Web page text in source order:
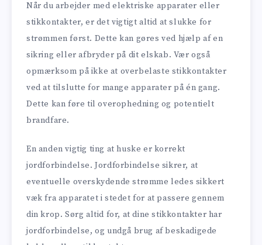
Når du arbejder med elektriske apparater eller
stikkontakter, er det vigtigt altid at slukke for
strømmen først. Dette kan gøres ved hjælp af en
sikring eller afbryder på dit elskab. Vær også
opmærksom på ikke at overbelaste stikkontakter
ved at tilslutte for mange apparater på én gang.
Dette kan føre til overophedning og potentielt
brandfare.
En anden vigtig ting at huske er korrekt
jordforbindelse. Jordforbindelse sikrer, at
eventuelle overskydende strømme ledes sikkert
væk fra apparatet i stedet for at passere gennem
din krop. Sørg altid for, at dine stikkontakter har
jordforbindelse, og undgå brug af beskadigede